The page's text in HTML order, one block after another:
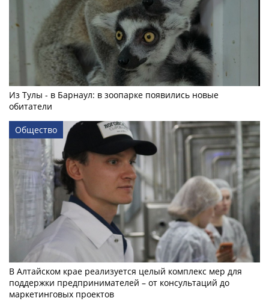
Из Тулы - в Барнаул: в зоопарке появились новые
обитатели
Общество
В Алтайском крае реализуется целый комплекс мер для
поддержки предпринимателей – от консультаций до
маркетинговых проектов